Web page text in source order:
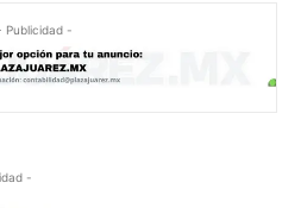
Publicidad -
-